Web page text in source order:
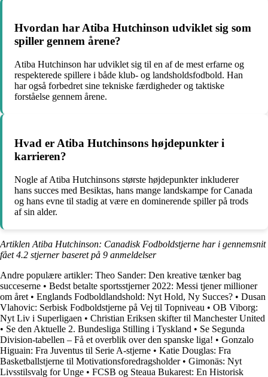
Hvordan har Atiba Hutchinson udviklet sig som
spiller gennem årene?
Atiba Hutchinson har udviklet sig til en af de mest erfarne og
respekterede spillere i både klub- og landsholdsfodbold. Han
har også forbedret sine tekniske færdigheder og taktiske
forståelse gennem årene.
Hvad er Atiba Hutchinsons højdepunkter i
karrieren?
Nogle af Atiba Hutchinsons største højdepunkter inkluderer
hans succes med Besiktas, hans mange landskampe for Canada
og hans evne til stadig at være en dominerende spiller på trods
af sin alder.
Artiklen Atiba Hutchinson: Canadisk Fodboldstjerne har i gennemsnit
fået4.2 stjerner baseret på 9 anmeldelser
Andre populære artikler: Theo Sander: Den kreative tænker bag
succeserne • Bedst betalte sportsstjerner 2022: Messi tjener millioner
om året • Englands Fodboldlandshold: Nyt Hold, Ny Succes? • Dusan
Vlahovic: Serbisk Fodboldstjerne på Vej til Topniveau • OB Viborg:
Nyt Liv i Superligaen • Christian Eriksen skifter til Manchester United
• Se den Aktuelle 2. Bundesliga Stilling i Tyskland • Se Segunda
Division-tabellen – Få et overblik over den spanske liga! • Gonzalo
Higuain: Fra Juventus til Serie A-stjerne • Katie Douglas: Fra
Basketballstjerne til Motivationsforedragsholder• Gimonäs: Nyt
Livsstilsvalg for Unge • FCSB og Steaua Bukarest: En Historisk